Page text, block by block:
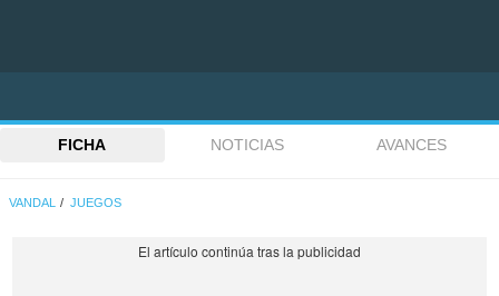
FICHA NOTICIAS AVANCES
VANDAL JUEGOS